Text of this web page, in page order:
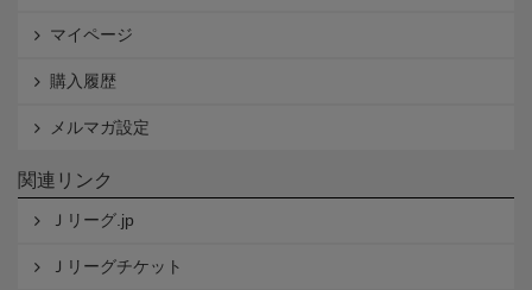
マイページ
購入履歴
メルマガ設定
関連リンク
Ｊリーグ.jp
Ｊリーグチケット